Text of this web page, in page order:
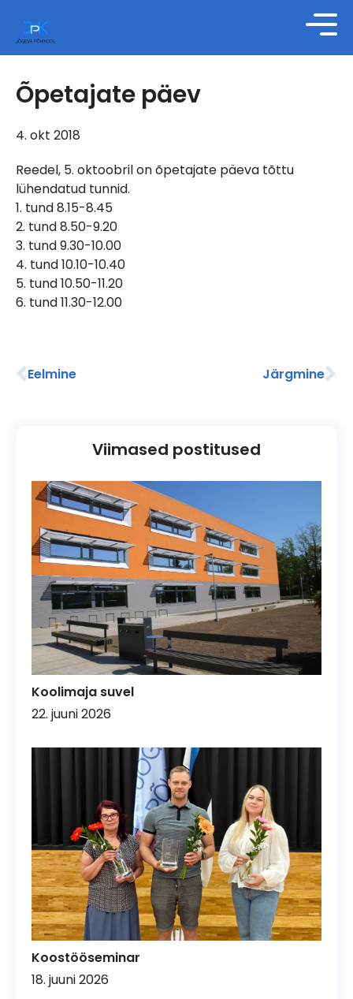
Õpetajate päev
4. okt 2018
Reedel, 5. oktoobril on õpetajate päeva tõttu
lühendatud tunnid.
1. tund 8.15-8.45
2. tund 8.50-9.20
3. tund 9.30-10.00
4. tund 10.10-10.40
5. tund 10.50-11.20
6. tund 11.30-12.00
Eelmine Järgmine
Viimased postitused
Koolimaja suvel
22. juuni 2026
Koostööseminar
18. juuni 2026